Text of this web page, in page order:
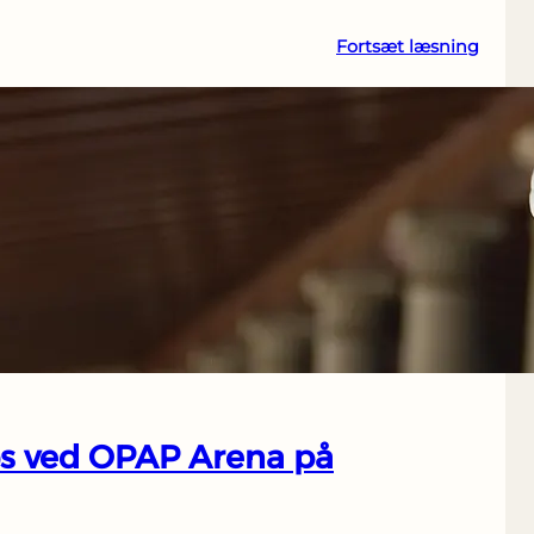
Fortsæt læsning
ved OPAP Arena på